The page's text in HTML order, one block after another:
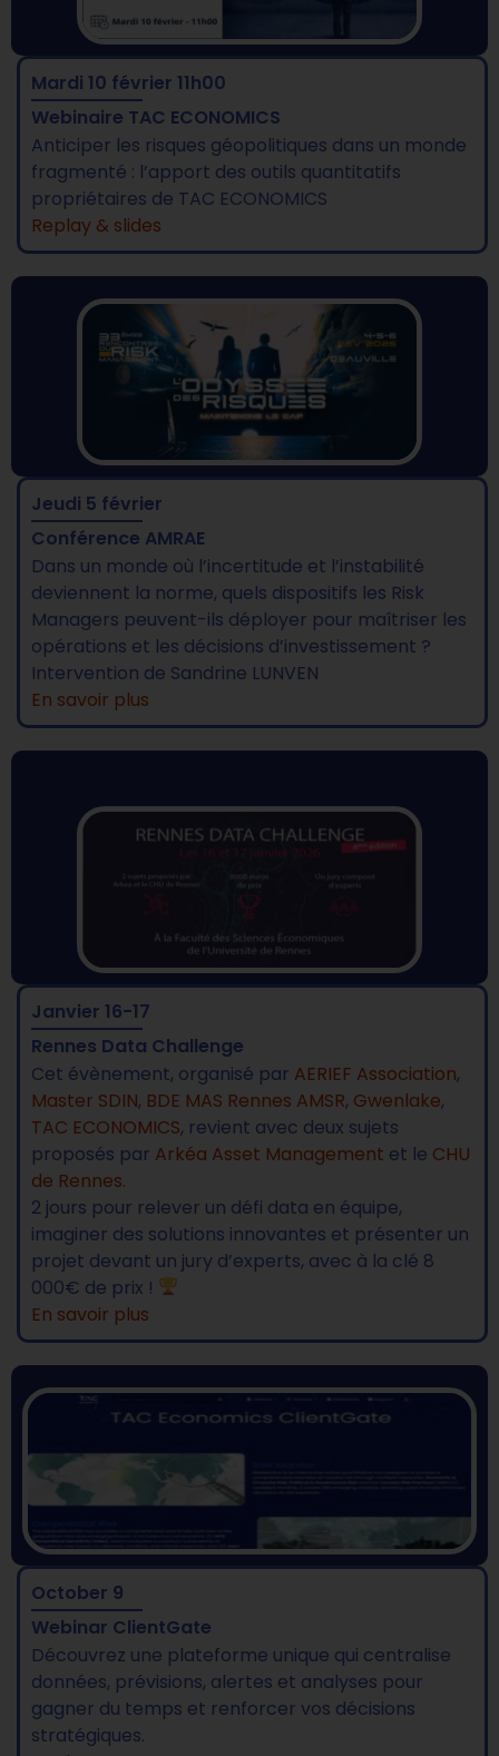
Mardi 10 février 11h00
Webinaire TAC ECONOMICS
Anticiper les risques géopolitiques dans un monde
fragmenté : l’apport des outils quantitatifs
propriétaires de TAC ECONOMICS
Replay & slides
Jeudi 5 février
Conférence AMRAE
Dans un monde où l’incertitude et l’instabilité
deviennent la norme, quels dispositifs les Risk
Managers peuvent-ils déployer pour maîtriser les
opérations et les décisions d’investissement ?
Intervention de Sandrine LUNVEN
En savoir plus
Janvier 16-17
Rennes Data Challenge
Cet évènement, organisé par AERIEF Association,
Master SDIN, BDE MAS Rennes AMSR, Gwenlake,
TAC ECONOMICS, revient avec deux sujets
proposés par Arkéa Asset Management et le CHU
de Rennes.
2 jours pour relever un défi data en équipe,
imaginer des solutions innovantes et présenter un
projet devant un jury d’experts, avec à la clé 8
000€ de prix !
En savoir plus
October 9
Webinar ClientGate
Découvrez une plateforme unique qui centralise
données, prévisions, alertes et analyses pour
gagner du temps et renforcer vos décisions
stratégiques.